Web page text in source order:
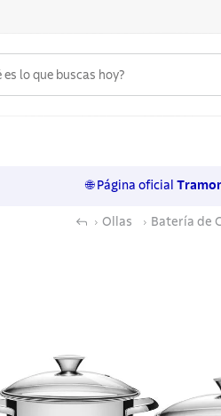
🌐 Página oficial
Ollas Batería de